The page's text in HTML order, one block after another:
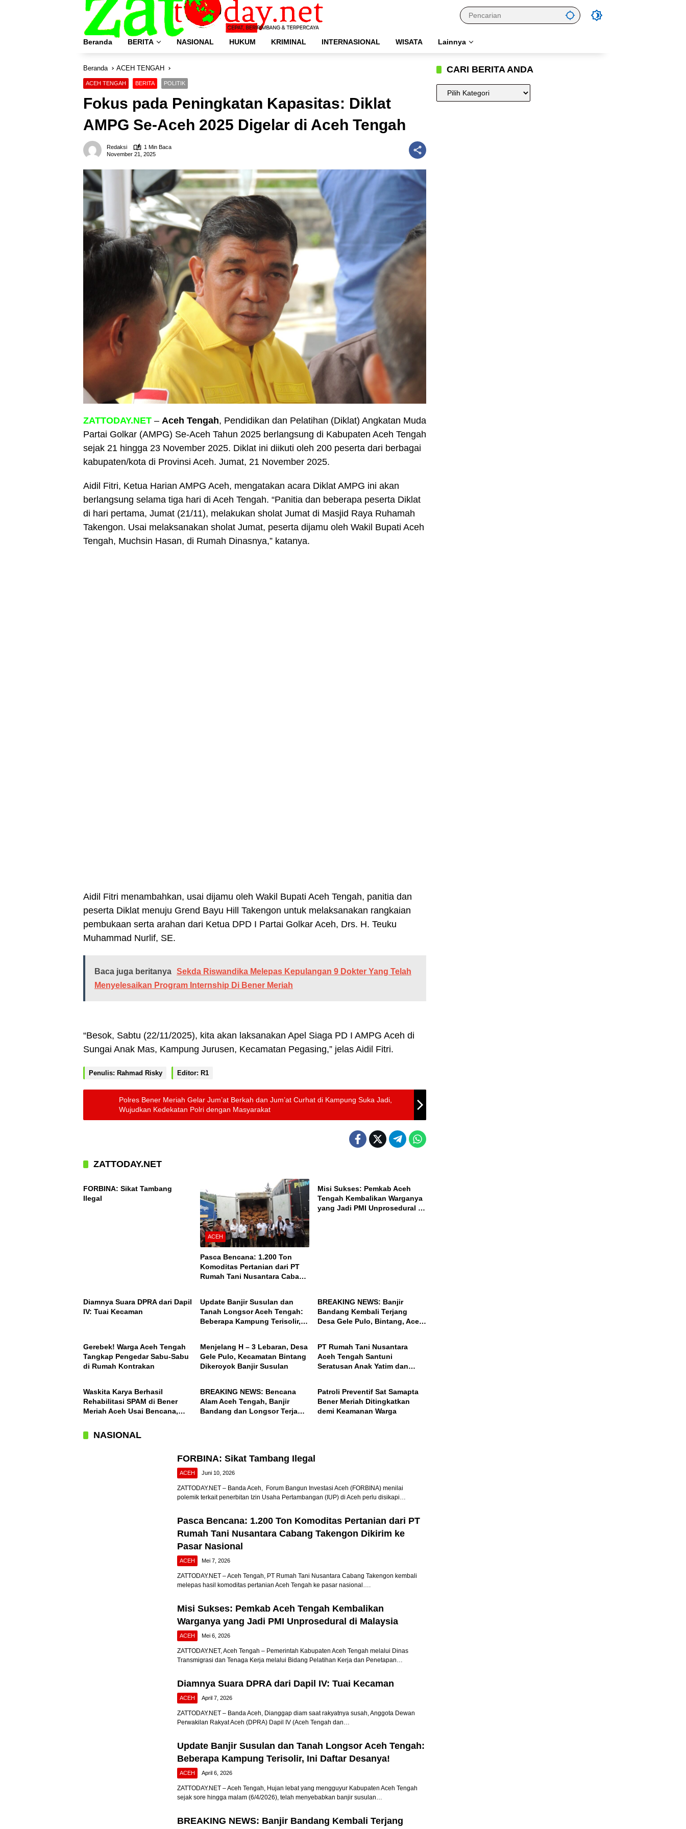
Beranda
BERITA NASIONAL HUKUM KRIMINAL INTERNASIONAL WISATA Lainnya
Beranda ACEH TENGAH
ACEH TENGAH BERITA POLITIK
Fokus pada Peningkatan Kapasitas: Diklat
AMPG Se-Aceh 2025 Digelar di Aceh Tengah
Redaksi
1 Min Baca
November 21, 2025
ZATTODAY.NET – Aceh Tengah, Pendidikan dan Pelatihan (Diklat) Angkatan Muda
Partai Golkar (AMPG) Se-Aceh Tahun 2025 berlangsung di Kabupaten Aceh Tengah
sejak 21 hingga 23 November 2025. Diklat ini diikuti oleh 200 peserta dari berbagai
kabupaten/kota di Provinsi Aceh. Jumat, 21 November 2025.
Aidil Fitri, Ketua Harian AMPG Aceh, mengatakan acara Diklat AMPG ini akan
berlangsung selama tiga hari di Aceh Tengah. “Panitia dan beberapa peserta Diklat
di hari pertama, Jumat (21/11), melakukan sholat Jumat di Masjid Raya Ruhamah
Takengon. Usai melaksanakan sholat Jumat, peserta dijamu oleh Wakil Bupati Aceh
Tengah, Muchsin Hasan, di Rumah Dinasnya,” katanya.
Aidil Fitri menambahkan, usai dijamu oleh Wakil Bupati Aceh Tengah, panitia dan
peserta Diklat menuju Grend Bayu Hill Takengon untuk melaksanakan rangkaian
pembukaan serta arahan dari Ketua DPD I Partai Golkar Aceh, Drs. H. Teuku
Muhammad Nurlif, SE.
Baca juga beritanya Sekda Riswandika Melepas Kepulangan 9 Dokter Yang Telah
Menyelesaikan Program Internship Di Bener Meriah
“Besok, Sabtu (22/11/2025), kita akan laksanakan Apel Siaga PD I AMPG Aceh di
Sungai Anak Mas, Kampung Jurusen, Kecamatan Pegasing,” jelas Aidil Fitri.
Penulis: Rahmad Risky Editor: R1
Polres Bener Meriah Gelar Jum’at Berkah dan Jum’at Curhat di Kampung Suka Jadi,
Wujudkan Kedekatan Polri dengan Masyarakat
ZATTODAY.NET
ACEH
FORBINA: Sikat Tambang
Ilegal
ACEH
Pasca Bencana: 1.200 Ton
Komoditas Pertanian dari PT
Rumah Tani Nusantara Cabang
Misi Sukses: Pemkab Aceh
Tengah Kembalikan Warganya
yang Jadi PMI Unprosedural di
Diamnya Suara DPRA dari Dapil
IV: Tuai Kecaman
Update Banjir Susulan dan
Tanah Longsor Aceh Tengah:
Beberapa Kampung Terisolir,
BREAKING NEWS: Banjir
Bandang Kembali Terjang
Desa Gele Pulo, Bintang, Aceh
Gerebek! Warga Aceh Tengah
Tangkap Pengedar Sabu-Sabu
di Rumah Kontrakan
Menjelang H – 3 Lebaran, Desa
Gele Pulo, Kecamatan Bintang
Dikeroyok Banjir Susulan
PT Rumah Tani Nusantara
Aceh Tengah Santuni
Seratusan Anak Yatim dan
Waskita Karya Berhasil
Rehabilitasi SPAM di Bener
Meriah Aceh Usai Bencana,
Air Bagi 3.000 KK
ACEH
BREAKING NEWS: Bencana
Alam Aceh Tengah, Banjir
Bandang dan Longsor Terjang
Patroli Preventif Sat Samapta
Bener Meriah Ditingkatkan
demi Keamanan Warga
NASIONAL
FORBINA: Sikat Tambang Ilegal
ACEH Juni 10, 2026
ZATTODAY.NET – Banda Aceh, Forum Bangun Investasi Aceh (FORBINA) menilai
polemik terkait penerbitan Izin Usaha Pertambangan (IUP) di Aceh perlu disikapi…
Pasca Bencana: 1.200 Ton Komoditas Pertanian dari PT
Rumah Tani Nusantara Cabang Takengon Dikirim ke
Pasar Nasional
ACEH Mei 7, 2026
ZATTODAY.NET – Aceh Tengah, PT Rumah Tani Nusantara Cabang Takengon kembali
melepas hasil komoditas pertanian Aceh Tengah ke pasar nasional….
Misi Sukses: Pemkab Aceh Tengah Kembalikan
Warganya yang Jadi PMI Unprosedural di Malaysia
ACEH Mei 6, 2026
ZATTODAY.NET, Aceh Tengah – Pemerintah Kabupaten Aceh Tengah melalui Dinas
Transmigrasi dan Tenaga Kerja melalui Bidang Pelatihan Kerja dan Penetapan…
Diamnya Suara DPRA dari Dapil IV: Tuai Kecaman
ACEH April 7, 2026
ZATTODAY.NET – Banda Aceh, Dianggap diam saat rakyatnya susah, Anggota Dewan
Perwakilan Rakyat Aceh (DPRA) Dapil IV (Aceh Tengah dan…
Update Banjir Susulan dan Tanah Longsor Aceh Tengah:
Beberapa Kampung Terisolir, Ini Daftar Desanya!
ACEH April 6, 2026
ZATTODAY.NET – Aceh Tengah, Hujan lebat yang mengguyur Kabupaten Aceh Tengah
sejak sore hingga malam (6/4/2026), telah menyebabkan banjir susulan…
BREAKING NEWS: Banjir Bandang Kembali Terjang
CARI BERITA ANDA
CARI
BERITA